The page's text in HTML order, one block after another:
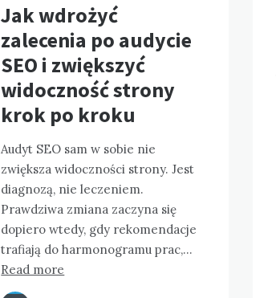
Jak wdrożyć
zalecenia po audycie
SEO i zwiększyć
widoczność strony
krok po kroku
Audyt SEO sam w sobie nie
zwiększa widoczności strony. Jest
diagnozą, nie leczeniem.
Prawdziwa zmiana zaczyna się
dopiero wtedy, gdy rekomendacje
trafiają do harmonogramu prac,…
Read more